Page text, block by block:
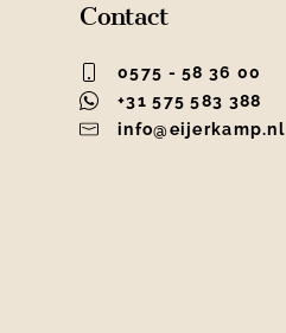
Contact
0575 - 58 36 00
+31 575 583 388
info@eijerkamp.nl